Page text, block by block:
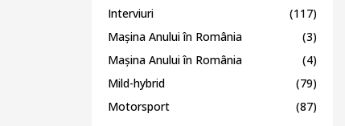
Interviuri
(117)
Mașina Anului în România
(3)
Mașina Anului în România
(4)
Mild-hybrid
(79)
Motorsport
(87)